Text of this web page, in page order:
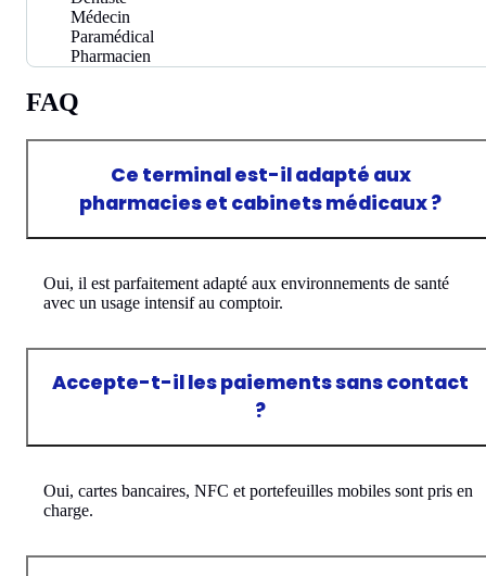
Médecin
Paramédical
Pharmacien
FAQ
Ce terminal est-il adapté aux
pharmacies et cabinets médicaux ?
Oui, il est parfaitement adapté aux environnements de santé
avec un usage intensif au comptoir.
Accepte-t-il les paiements sans contact
?
Oui, cartes bancaires, NFC et portefeuilles mobiles sont pris en
charge.